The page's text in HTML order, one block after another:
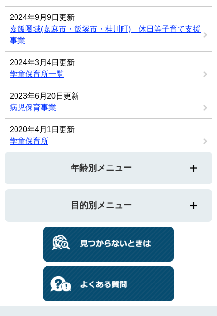
2024年9月9日更新
嘉飯圏域(嘉麻市・飯塚市・桂川町) 休日等子育て支援
事業
2024年3月4日更新
学童保育所一覧
2023年6月20日更新
病児保育事業
2020年4月1日更新
学童保育所
年齢別メニュー
目的別メニュー